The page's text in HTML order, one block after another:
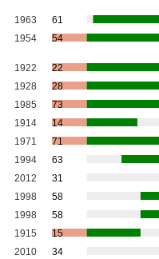
1963
61
1954 54
1922
22
1928
28
1985
73
1914
14
1971
71
1994
63
2012
31
1998
58
1998
58
1915
15
2010 34